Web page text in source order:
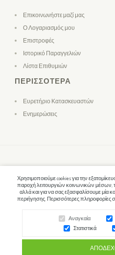
Χρησιμοποιούμε cookies για την
παροχή λειτουργιών κοινωνικών μέσων,
αλλά και για να σας εξασφαλίσουμε μία
περιήγησης. Περισσότερες πληροφορίες
Αναγκαία
Στατιστικά
Επικοινωνήστε μαζί μας
Ο Λογαριασμός μου
Επιστροφές
Ιστορικό Παραγγελιών
Λίστα Επιθυμιών
ΠΕΡΙΣΣΌΤΕΡΑ
Ευρετήριο Κατασκευαστών
Ενημερώσεις